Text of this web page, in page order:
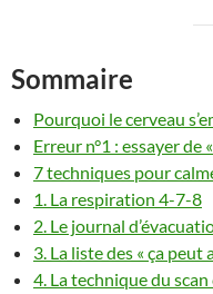
Sommaire
Pourquoi le cerveau
Erreur n°1 : essayer de
7 techniques pour
1. La respiration 4-7-8
2. Le journal
3. La liste des « ça peut
4. La technique du